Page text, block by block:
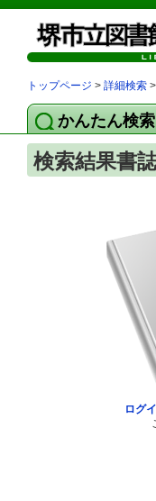
トップページ > 詳細検索 >
かんたん検索
検索結果書
ログ